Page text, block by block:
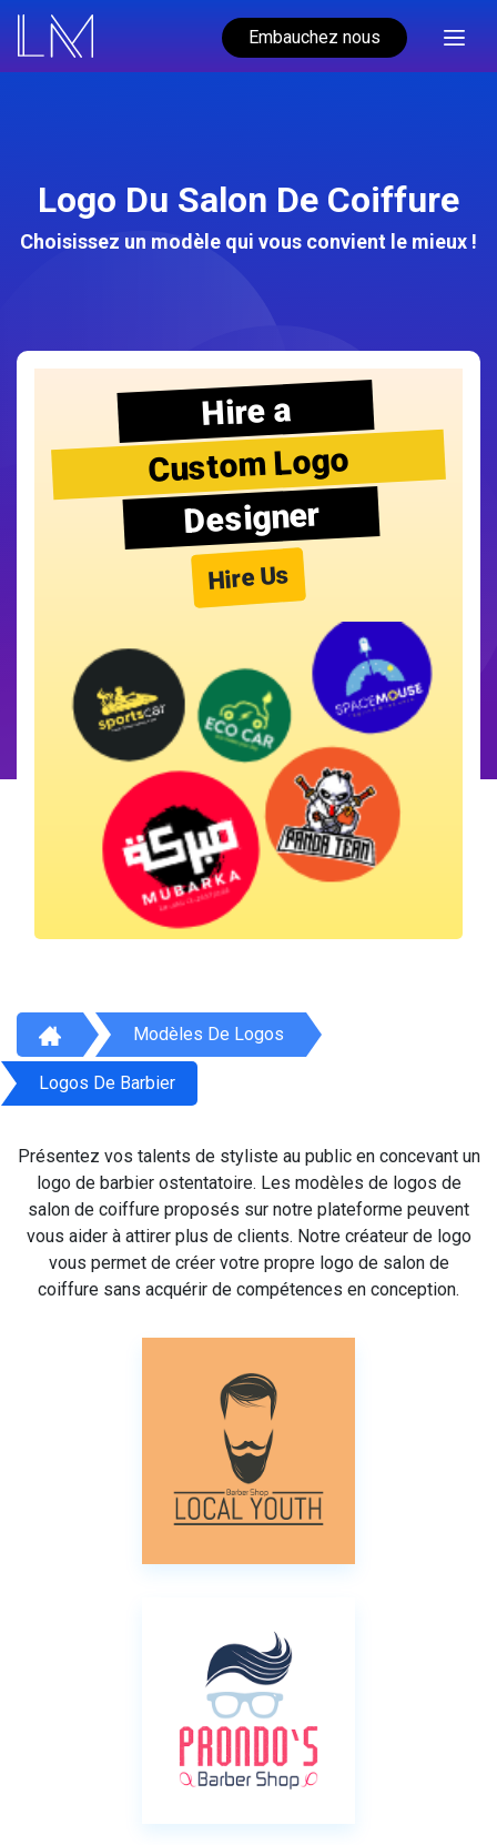
Embauchez nous
Logo Du Salon De Coiffure
Choisissez un modèle qui vous convient le mieux !
Hire a
Custom Logo
Designer
Hire Us
Modèles De Logos
Logos De Barbier
Présentez vos talents de styliste au public en concevant un
logo de barbier ostentatoire. Les modèles de logos de
salon de coiffure proposés sur notre plateforme peuvent
vous aider à attirer plus de clients. Notre créateur de logo
vous permet de créer votre propre logo de salon de
coiffure sans acquérir de compétences en conception.